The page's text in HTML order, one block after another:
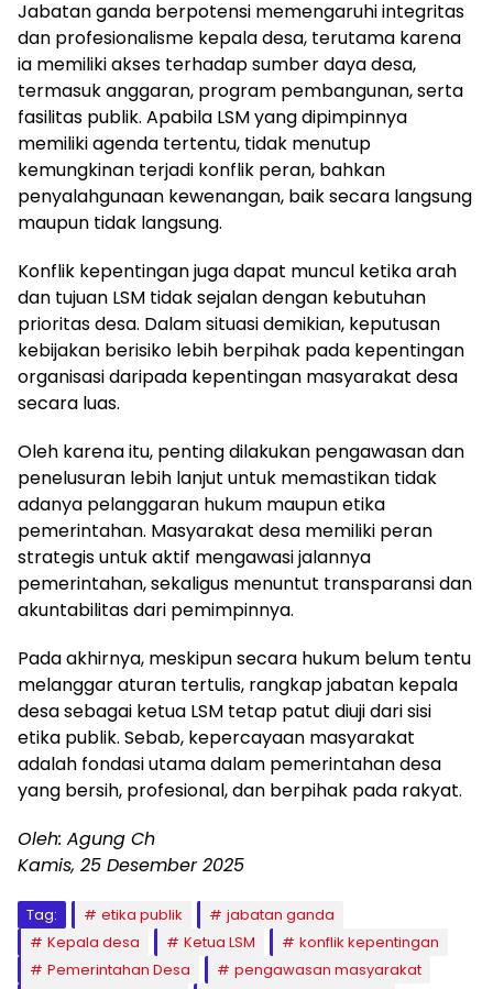
Jabatan ganda berpotensi memengaruhi integritas
dan profesionalisme kepala desa, terutama karena
ia memiliki akses terhadap sumber daya desa,
termasuk anggaran, program pembangunan, serta
fasilitas publik. Apabila LSM yang dipimpinnya
memiliki agenda tertentu, tidak menutup
kemungkinan terjadi konflik peran, bahkan
penyalahgunaan kewenangan, baik secara langsung
maupun tidak langsung.
Konflik kepentingan juga dapat muncul ketika arah
dan tujuan LSM tidak sejalan dengan kebutuhan
prioritas desa. Dalam situasi demikian, keputusan
kebijakan berisiko lebih berpihak pada kepentingan
organisasi daripada kepentingan masyarakat desa
secara luas.
Oleh karena itu, penting dilakukan pengawasan dan
penelusuran lebih lanjut untuk memastikan tidak
adanya pelanggaran hukum maupun etika
pemerintahan. Masyarakat desa memiliki peran
strategis untuk aktif mengawasi jalannya
pemerintahan, sekaligus menuntut transparansi dan
akuntabilitas dari pemimpinnya.
Pada akhirnya, meskipun secara hukum belum tentu
melanggar aturan tertulis, rangkap jabatan kepala
desa sebagai ketua LSM tetap patut diuji dari sisi
etika publik. Sebab, kepercayaan masyarakat
adalah fondasi utama dalam pemerintahan desa
yang bersih, profesional, dan berpihak pada rakyat.
Oleh: Agung Ch
Kamis, 25 Desember 2025
Tag: etika publik
jabatan ganda
Kepala desa
Ketua LSM
konflik kepentingan
Pemerintahan Desa
pengawasan masyarakat